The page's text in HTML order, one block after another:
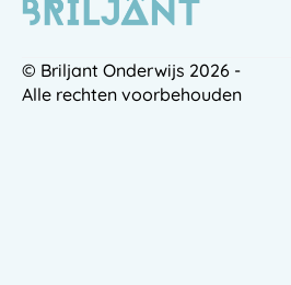
© Briljant Onderwijs 2026 -
Alle rechten voorbehouden